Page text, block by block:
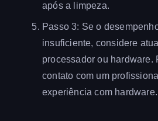
após a limpeza.
Passo 3: Se o
insuficiente, considere
processador ou hardware.
contato com um
experiência com hardware.